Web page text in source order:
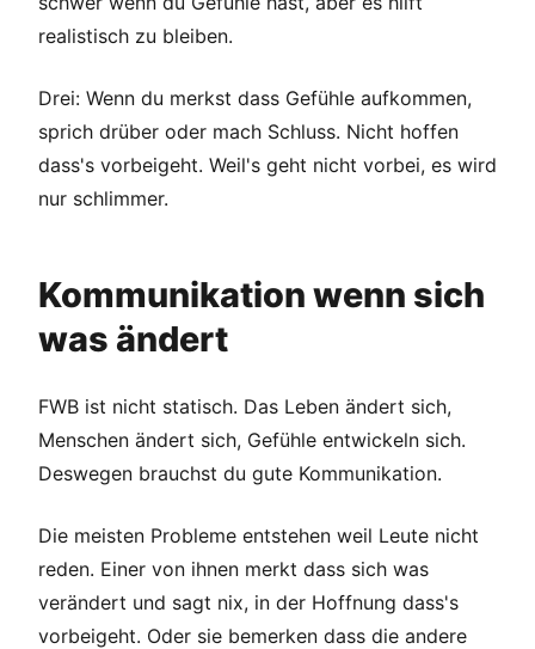
realistisch zu bleiben.
Drei: Wenn du merkst dass Gefühle aufkommen,
sprich drüber oder mach Schluss. Nicht hoffen
dass's vorbeigeht. Weil's geht nicht vorbei, es wird
nur schlimmer.
Kommunikation wenn sich
was ändert
FWB ist nicht statisch. Das Leben ändert sich,
Menschen ändert sich, Gefühle entwickeln sich.
Deswegen brauchst du gute Kommunikation.
Die meisten Probleme entstehen weil Leute nicht
reden. Einer von ihnen merkt dass sich was
verändert und sagt nix, in der Hoffnung dass's
vorbeigeht. Oder sie bemerken dass die andere